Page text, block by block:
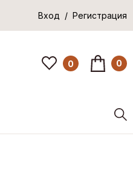
Вход / Регистрация
0 0